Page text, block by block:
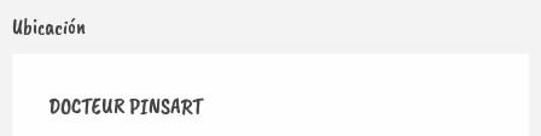
Ubicación
DOCTEUR PINSART